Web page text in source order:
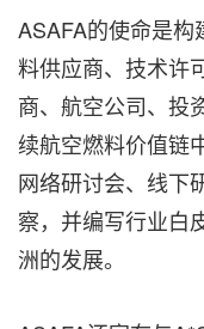
ASAFA的使命是
料供应商、技术许
商、航空公司、投
续航空燃料价值链
网络研讨会、线下
察，并编写行业白
洲的发展。